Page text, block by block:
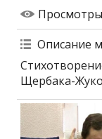
Просмотры
Описание
Щербака-